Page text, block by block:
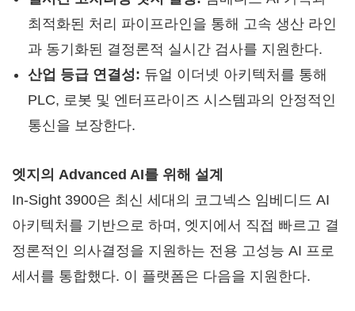
최적화된 처리 파이프라인을 통해 고속 생산 라인
과 동기화된 결정론적 실시간 검사를 지원한다.
산업 등급 연결성: 듀얼 이더넷 아키텍처를 통해
PLC, 로봇 및 엔터프라이즈 시스템과의 안정적인
통신을 보장한다.
엣지의 Advanced AI를 위해 설계
In-Sight 3900은 최신 세대의 코그넥스 임베디드 AI
아키텍처를 기반으로 하며, 엣지에서 직접 빠르고 결
정론적인 의사결정을 지원하는 전용 고성능 AI 프로
세서를 통합했다. 이 플랫폼은 다음을 지원한다.